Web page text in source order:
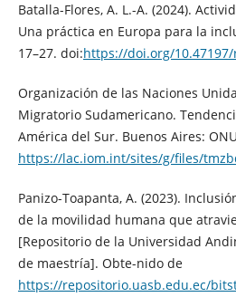
Batalla-Flores, A. L.-A. (2024).
Una práctica en Europa para la
17–27. doi:https://doi.org/10.47197/
Organización de las Naciones
Migratorio Sudamericano.
América del Sur. Buenos Aires:
https://lac.iom.int/sites/g/files/
Panizo-Toapanta, A. (2023).
de la movilidad humana que
[Repositorio de la Universidad
de maestría]. Obte-nido de
https://repositorio.uasb.edu.ec/